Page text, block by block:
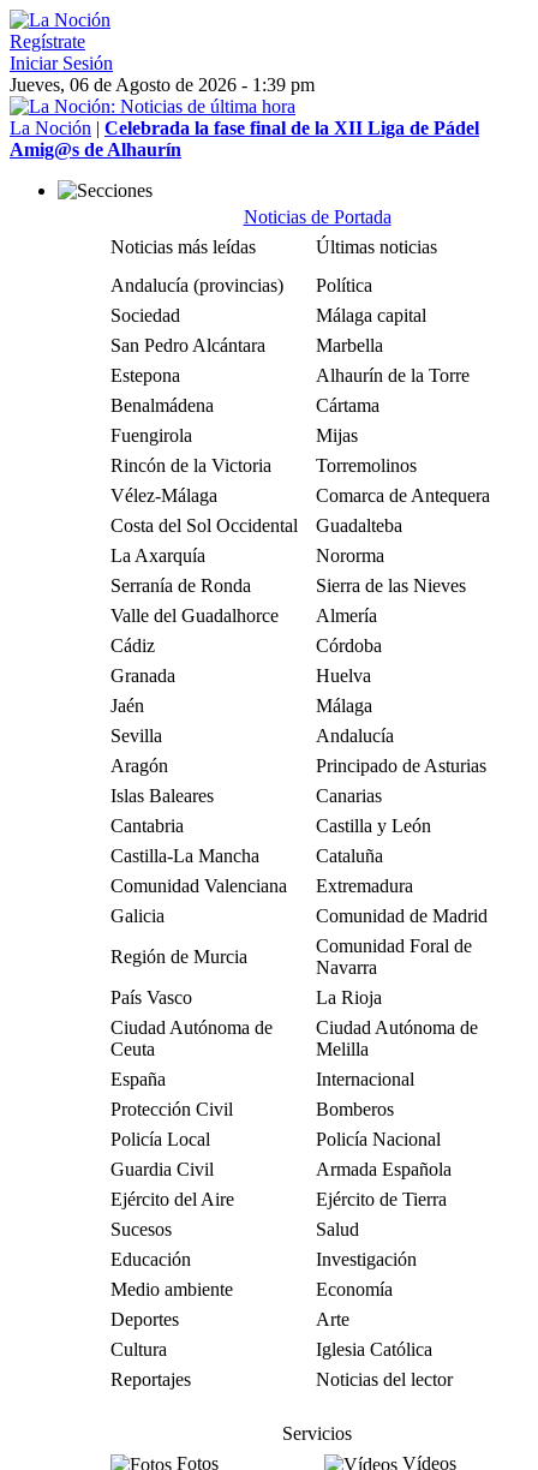
Regístrate
Iniciar Sesión
Jueves, 06 de Agosto de 2026 - 1:39 pm
La Noción | Celebrada la fase final de la XII Liga de Pádel
Amig@s de Alhaurín
Noticias de Portada
Noticias más leídas
Últimas noticias
Andalucía (provincias)
Política
Sociedad
Málaga capital
San Pedro Alcántara
Marbella
Estepona
Alhaurín de la Torre
Benalmádena
Cártama
Fuengirola
Mijas
Rincón de la Victoria
Torremolinos
Vélez-Málaga
Comarca de Antequera
Costa del Sol Occidental
Guadalteba
La Axarquía
Nororma
Serranía de Ronda
Sierra de las Nieves
Valle del Guadalhorce
Almería
Cádiz
Córdoba
Granada
Huelva
Jaén
Málaga
Sevilla
Andalucía
Aragón
Principado de Asturias
Islas Baleares
Canarias
Cantabria
Castilla y León
Castilla-La Mancha
Cataluña
Comunidad Valenciana
Extremadura
Galicia
Comunidad de Madrid
Región de Murcia
Comunidad Foral de
Navarra
País Vasco
La Rioja
Ciudad Autónoma de
Ceuta
Ciudad Autónoma de
Melilla
España
Internacional
Protección Civil
Bomberos
Policía Local
Policía Nacional
Guardia Civil
Armada Española
Ejército del Aire
Ejército de Tierra
Sucesos
Salud
Educación
Investigación
Medio ambiente
Economía
Deportes
Arte
Cultura
Iglesia Católica
Reportajes
Noticias del lector
Servicios
Fotos
Vídeos